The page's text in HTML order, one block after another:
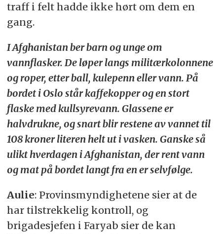
traff i felt hadde ikke hørt om dem en
gang.
I Afghanistan ber barn og unge om
vannflasker. De løper langs militærkolonnene
og roper, etter ball, kulepenn eller vann. På
bordet i Oslo står kaffekopper og en stort
flaske med kullsyrevann. Glassene er
halvdrukne, og snart blir restene av vannet til
108 kroner literen helt ut i vasken. Ganske så
ulikt hverdagen i Afghanistan, der rent vann
og mat på bordet langt fra en er selvfølge.
Aulie: Provinsmyndighetene sier at de
har tilstrekkelig kontroll, og
brigadesjefen i Faryab sier de kan